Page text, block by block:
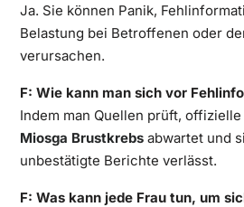
Ja. Sie können Panik,
Belastung bei Betroffenen oder
verursachen.
F: Wie kann man sich vor
Indem man Quellen prüft,
Miosga Brustkrebsabwartet und
unbestätigte Berichte verlässt.
F: Was kann jede Frau tun, um